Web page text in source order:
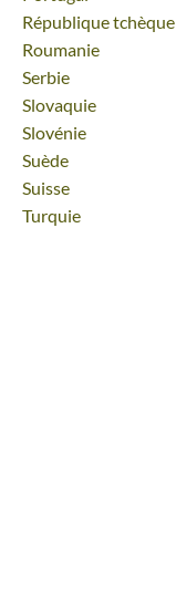
Voyage
République tchèque
Voyage
Roumanie
Voyage
Serbie
Voyage
Slovaquie
Voyage
Slovénie
Voyage
Suède
Voyage
Suisse
Voyage
Turquie